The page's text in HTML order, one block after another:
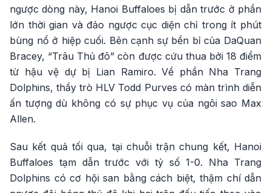
ngược dòng này, Hanoi Buffaloes bị dẫn trước ở phần
lớn thời gian và đảo ngược cục diện chỉ trong ít phút
bùng nổ ở hiệp cuối. Bên cạnh sự bền bỉ của DaQuan
Bracey, “Trâu Thủ đô” còn được cứu thua bởi 18 điểm
từ hậu vệ dự bị Lian Ramiro. Về phần Nha Trang
Dolphins, thầy trò HLV Todd Purves có màn trình diễn
ấn tượng dù không có sự phục vụ của ngôi sao Max
Allen.
Sau kết quả tối qua, tại chuỗi trận chung kết, Hanoi
Buffaloes tạm dẫn trước với tỷ số 1-0. Nha Trang
Dolphins có cơ hội san bằng cách biệt, thậm chí dẫn